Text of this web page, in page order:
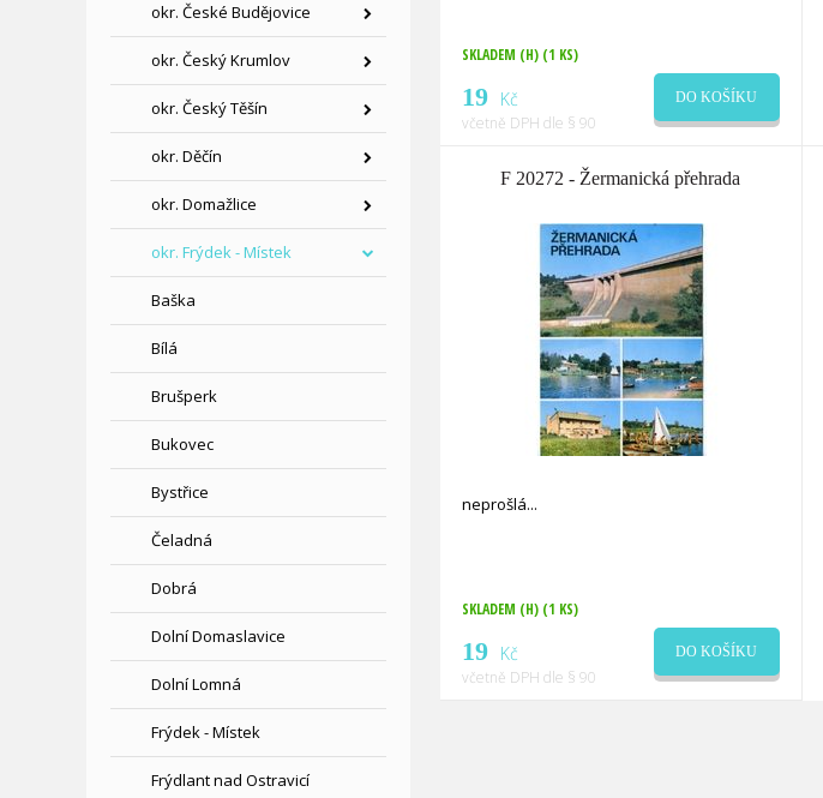
okr. České Budějovice
okr. Český Krumlov
okr. Český Těšín
okr. Děčín
okr. Domažlice
okr. Frýdek - Místek
Baška
Bílá
Brušperk
Bukovec
Bystřice
Čeladná
Dobrá
Dolní Domaslavice
Dolní Lomná
Frýdek - Místek
Frýdlant nad Ostravicí
SKLADEM (H) (1 KS)
19 Kč
včetně DPH dle § 90
DO KOŠÍKU
F 20272 - Žermanická přehrada
neprošlá
SKLADEM (H) (1 KS)
19 Kč
včetně DPH dle § 90
DO KOŠÍKU